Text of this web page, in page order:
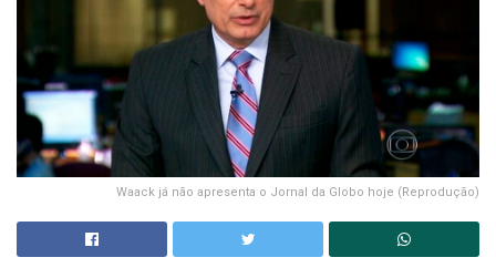
Waack já não apresenta o Jornal da Globo hoje (Reprodução)